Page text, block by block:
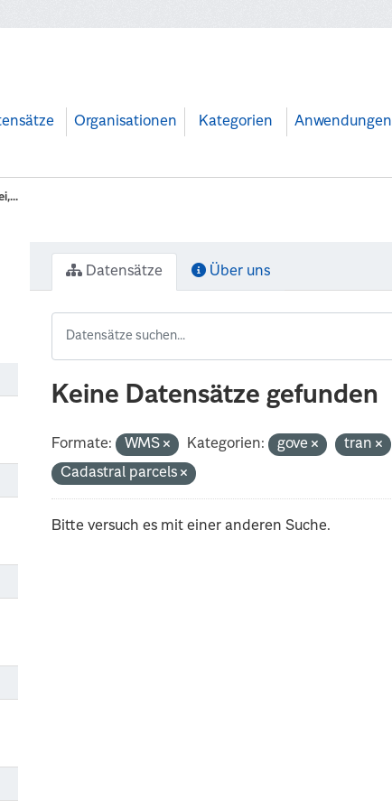
Organisationen Kategorien Anwendungen
Datensätze Über uns
Keine Datensätze gefunden
Formate: WMS Kategorien: gove tran
Cadastral parcels
Bitte versuch es mit einer anderen Suche.